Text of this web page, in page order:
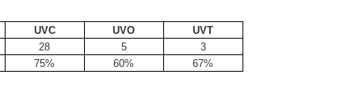
UVC UVO
UVT
28 5
3
75% 60% 67%